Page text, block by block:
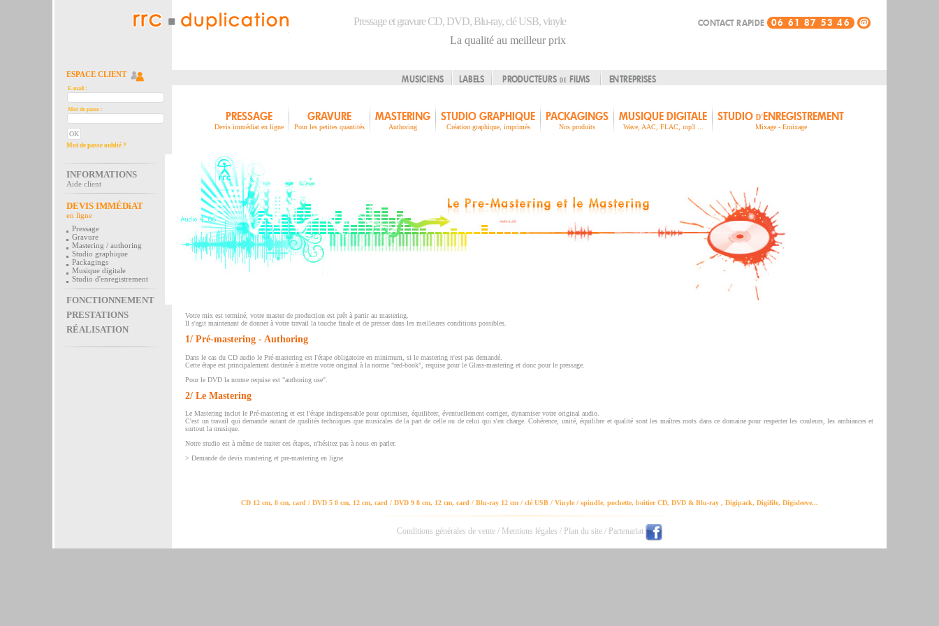
Pressage et gravure CD, DVD, Blu-ray, clé USB, vinyle
La qualité au meilleur prix
CONTACT RAPIDE 06 61 87 53 46 @
ESPACE CLIENT
E-mail :
Mot de passe :
Mot de passe oublié ?
INFORMATIONS
Aide client
DEVIS IMMÉDiAT
en ligne
Pressage
Gravure
Mastering / authoring
Studio graphique
Packagings
Musique digitale
Studio d'enregistrement
FONCTIONNEMENT
PRESTATIONS
RÉALISATION
MUSICIENS LABELS PRODUCTEURSDEFILMS ENTREPRISES
PRESSAGE
Devis immédiat en ligne
GRAVURE
Pour les petites quantités
MASTERING
Authoring
STUDIO GRAPHIQUE
Création graphique, imprimés
PACKAGINGS
Nos produits
MUSIQUE DIGITALE
Wave, AAC, FLAC, mp3 ...
STUDIO D'ENREGISTREMENT
Mixage - Emixage
Votre mix est terminé, votre master de production est prêt à partir au mastering.
Il s'agit maintenant de donner à votre travail la touche finale et de presser dans les meilleures conditions possibles.
1/ Pré-mastering - Authoring
Dans le cas du CD audio le Pré-mastering est l'étape obligatoire en minimum, si le mastering n'est pas demandé.
Cette étape est principalement destinée à mettre votre original à la norme "red-book", requise pour le Glass-mastering et donc pour le pressage.
Pour le DVD la norme requise est "authoring use".
2/ Le Mastering
Le Mastering inclut le Pré-mastering et est l'étape indispensable pour optimiser, équilibrer, éventuellement corriger, dynamiser votre original audio.
C'est un travail qui demande autant de qualités techniques que musicales de la part de celle ou de celui qui s'en charge. Cohérence, unité, équilibre et qualité sont les maîtres mots dans ce domaine pour respecter les couleurs, les ambiances et
surtout la musique.
Notre studio est à même de traiter ces étapes, n'hésitez pas à nous en parler.
> Demande de devis mastering et pre-mastering en ligne
CD 12 cm, 8 cm, card / DVD 5 8 cm, 12 cm, card / DVD 9 8 cm, 12 cm, card / Blu-ray 12 cm / clé USB / Vinyle / spindle, pochette, boitier CD, DVD & Blu-ray , Digipack, Digifile, Digisleeve...
Conditions générales de vente / Mentions légales / Plan du site / Partenariat